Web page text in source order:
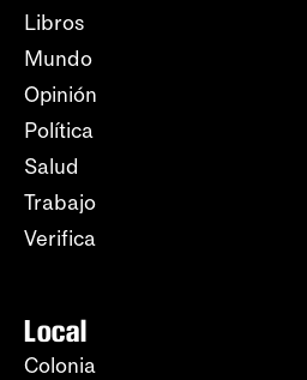
Libros
Mundo
Opinión
Política
Salud
Trabajo
Verifica
Local
Colonia